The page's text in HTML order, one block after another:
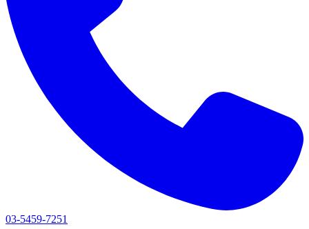
03-5459-7251